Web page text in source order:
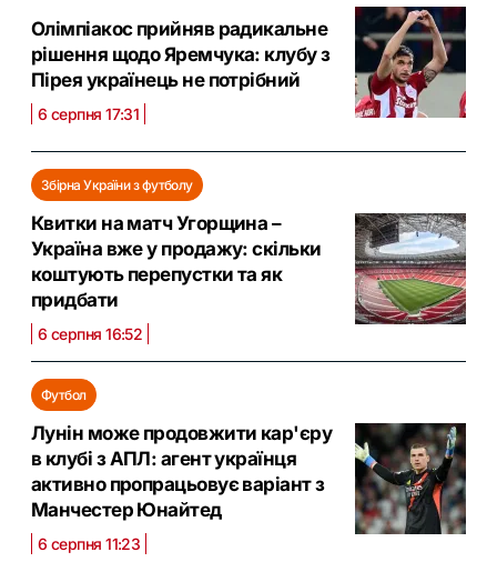
Олімпіакос прийняв радикальне
рішення щодо Яремчука: клубу з
Пірея українець не потрібний
6 серпня 17:31
Збірна України з футболу
Квитки на матч Угорщина –
Україна вже у продажу: скільки
коштують перепустки та як
придбати
6 серпня 16:52
Футбол
Лунін може продовжити кар'єру
в клубі з АПЛ: агент українця
активно пропрацьовує варіант з
Манчестер Юнайтед
6 серпня 11:23